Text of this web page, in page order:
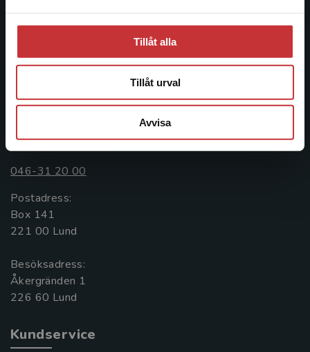
Tillåt alla
Tillåt urval
Avvisa
ledande utbildningsförlag. Med läromedel, kurslitteratur,
facklitteratur, utbildningar och digitala
informationstjänster i utbudet, finns Studentlitteratur med
Kontakta oss
046-31 20 00
Postadress:
Box 141
221 00 Lund
Besöksadress:
Åkergränden 1
Kundservice